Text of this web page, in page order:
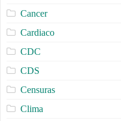
Cancer
Cardiaco
CDC
CDS
Censuras
Clima